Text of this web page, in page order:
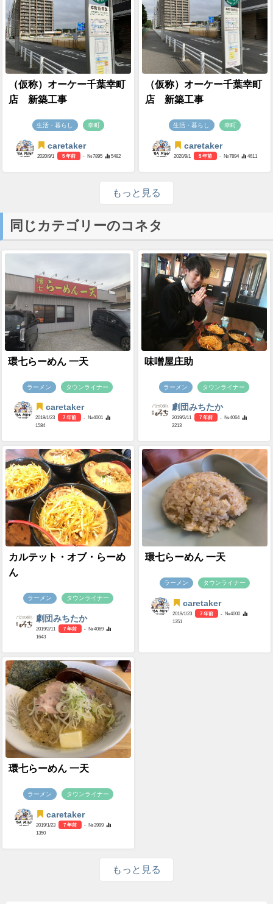
（仮称）オーケー千葉幸町
店 新築工事
生活・暮らし 幸町
caretaker
2020/9/1 5 年前 - №7895 5482
（仮称）オーケー千葉幸町
店 新築工事
生活・暮らし 幸町
caretaker
2020/9/1 5 年前 - №7894 4611
もっと見る
同じカテゴリーのコネタ
環七らーめん 一天
ラーメン タウンライナー
caretaker
2019/1/23 7 年前
- №4001
1584
味噌屋庄助
ラーメン タウンライナー
劇団みちたか
2019/2/11 7 年前
- №4064
2213
カルテット・オブ・らーめ
ん
ラーメン タウンライナー
劇団みちたか
2019/2/11 7 年前
- №4069
1643
環七らーめん 一天
ラーメン タウンライナー
caretaker
2019/1/23 7 年前
- №4000
1351
環七らーめん 一天
ラーメン タウンライナー
caretaker
2019/1/23 7 年前
- №3999
1350
もっと見る